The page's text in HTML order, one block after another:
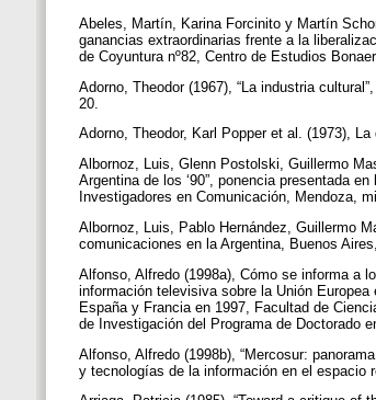
Abeles, Martín, Karina Forcinito y Martín
ganancias extraordinarias frente a la
de Coyuntura nº82, Centro de Estudios
Adorno, Theodor (1967), “La industria
20.
Adorno, Theodor, Karl Popper et al. (1973),
Albornoz, Luis, Glenn Postolski, Guillermo
Argentina de los ‘90”, ponencia presentada
Investigadores en Comunicación, Mendoza,
Albornoz, Luis, Pablo Hernández, Guillermo
comunicaciones en la Argentina, Buenos
Alfonso, Alfredo (1998a), Cómo se informa a
información televisiva sobre la Unión
España y Francia en 1997, Facultad de
de Investigación del Programa de Doctorado
Alfonso, Alfredo (1998b), “Mercosur:
y tecnologías de la información en el espacio